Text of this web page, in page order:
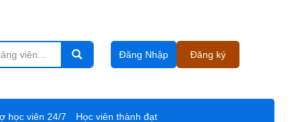
Đăng Nhập Đăng ký
học viên 24/7 Học viên thành đạt